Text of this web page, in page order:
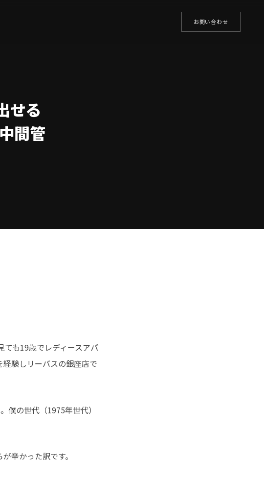
お問い合わせ
せる
間管
も19歳でレディースアパ
験しリーバスの銀座店で
僕の世代（1975年世代）
辛かった訳です。